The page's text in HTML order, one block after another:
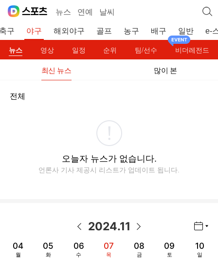
뉴스 연예 날씨
구 야구 해외야구 골프 농구 배구 일반 e-
뉴스 영상 일정 순위 팀/선수 비더레전드
최신 뉴스 많이 본
전체
오늘자 뉴스가 없습니다.
언론사 기사 제공시 리스트가 업데이트 됩니다.
2024.11
04
월
05
화
06
수
07
목
08
금
09
토
10
일